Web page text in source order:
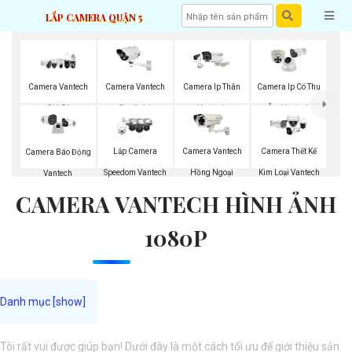
LẮP CAMERA QUẬN 5
Camera Vantech
Giá Rẻ
Camera Vantech
Starlight
Camera Ip Thân
Vantech
Camera Ip Có Thu
Âm Vantech
Camera Báo Động
Vantech
Lắp Camera
Speedom Vantech
Camera Vantech
Hồng Ngoại
Camera Thết Kế
Kim Loại Vantech
CAMERA VANTECH HÌNH ẢNH
1080P
Tôi rất vui được giúp bạn! Dưới đây là một cách tối ưu để giới thiệu sản